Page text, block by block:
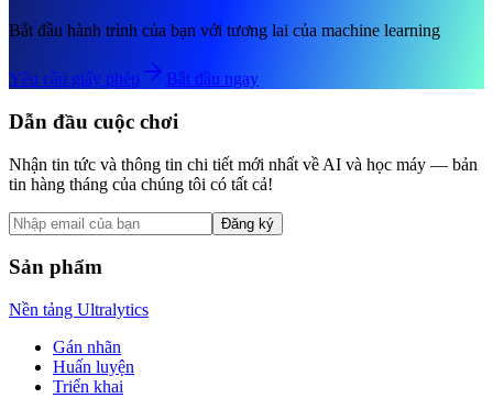
Bắt đầu hành trình của bạn với tương lai của machine learning
Yêu cầu giấy phép Bắt đầu ngay
Dẫn đầu cuộc chơi
Nhận tin tức và thông tin chi tiết mới nhất về AI và học máy — bản
tin hàng tháng của chúng tôi có tất cả!
Đăng ký
Sản phẩm
Nền tảng Ultralytics
Gán nhãn
Huấn luyện
Triển khai